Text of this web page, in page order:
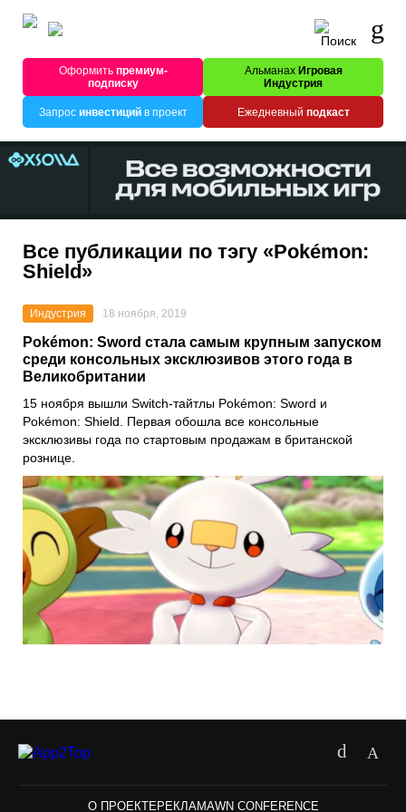
Оформитьпремиум-
подписку
Альманах Игровая
Индустрия
Запрос инвестицийв проект Ежедневный подкаст
Все публикации по тэгу «Pokémon:
Shield»
Индустрия 18 ноября, 2019
Pokémon: Sword стала самым крупным запуском
среди консольных эксклюзивов этого года в
Великобритании
15 ноября вышли Switch-тайтлы Pokémon: Sword и
Pokémon: Shield . Первая обошла все консольные
эксклюзивы года по стартовым продажам в британской
рознице.
О ПРОЕКТЕРЕКЛАМАWN CONFERENCE